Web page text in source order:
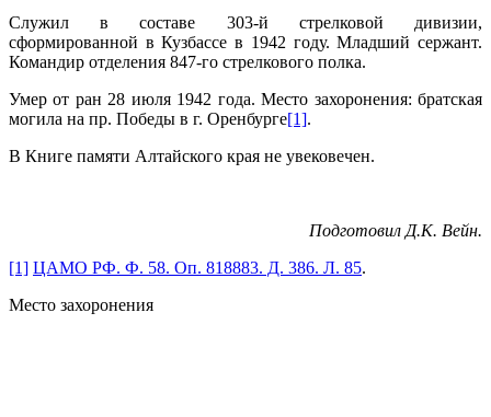
Служил в составе 303-й стрелковой дивизии,
сформированной в Кузбассе в 1942 году. Младший сержант.
Командир отделения 847-го стрелкового полка.
Умер от ран 28 июля 1942 года. Место захоронения: братская
могила на пр. Победы в г. Оренбурге[1].
В Книге памяти Алтайского края не увековечен.
Подготовил Д.К. Вейн.
[1] ЦАМО РФ. Ф. 58. Оп. 818883. Д. 386. Л. 85.
Место захоронения